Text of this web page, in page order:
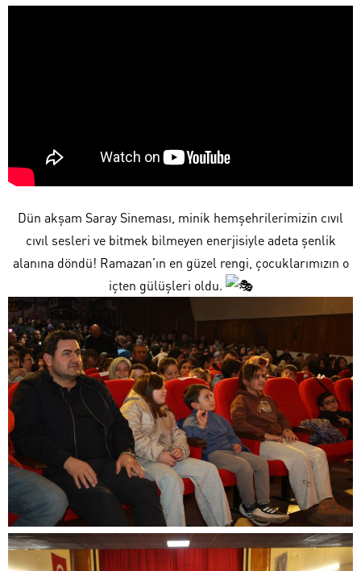
​Dün akşam Saray Sineması, minik hemşehrilerimizin cıvıl
cıvıl sesleri ve bitmek bilmeyen enerjisiyle adeta şenlik
alanına döndü! Ramazan’ın en güzel rengi, çocuklarımızın o
içten gülüşleri oldu.